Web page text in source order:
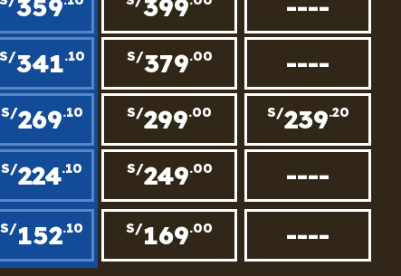
359 399 ----
S/341.10 S/379.00 ----
S/269.10 S/299.00 S/239.20
S/224.10 S/249.00 ----
S/152.10 S/169.00 ----